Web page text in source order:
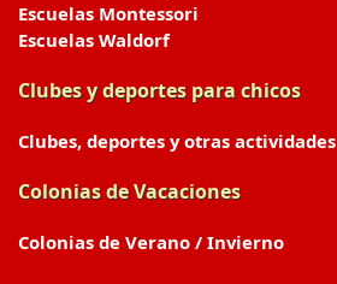
Escuelas Montessori
Escuelas Waldorf
Clubes y deportes para chicos
Clubes, deportes y otras actividades
Colonias de Vacaciones
Colonias de Verano / Invierno